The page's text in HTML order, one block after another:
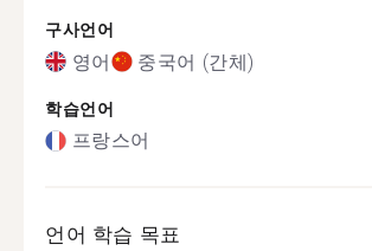
구사언어
영어 중국어 (간체)
학습언어
프랑스어
언어 학습 목표